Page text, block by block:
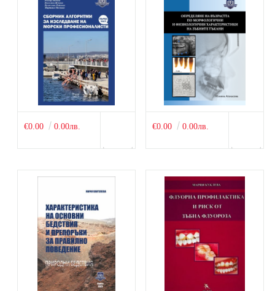
€0.00 0.00лв. €0.00 0.00лв.